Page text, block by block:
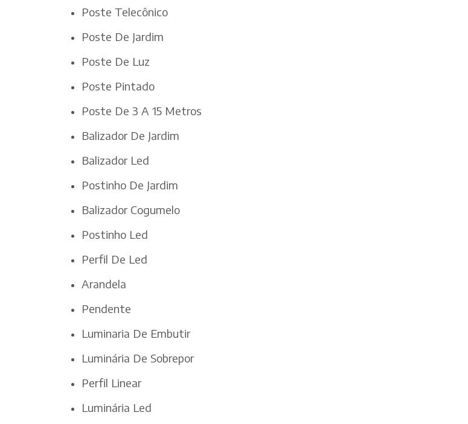
Poste Telecônico
Poste De Jardim
Poste De Luz
Poste Pintado
Poste De 3 A 15 Metros
Balizador De Jardim
Balizador Led
Postinho De Jardim
Balizador Cogumelo
Postinho Led
Perfil De Led
Arandela
Pendente
Luminaria De Embutir
Luminária De Sobrepor
Perfil Linear
Luminária Led